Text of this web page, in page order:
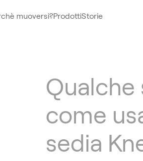
muoversi?ProdottiStorie
come
sedia